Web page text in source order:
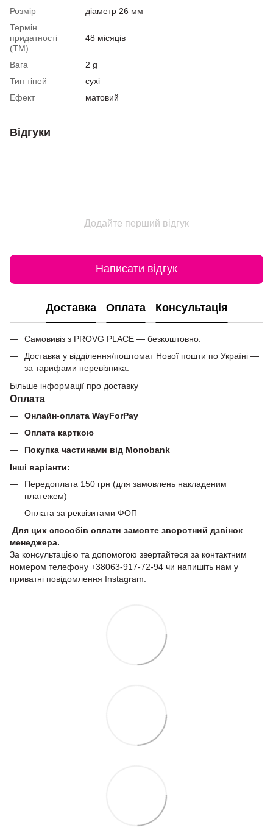
Розмір
діаметр 26 мм
Термін
придатності
(ТМ)
48 місяців
Вага
2 g
Тип тіней
сухі
Ефект
матовий
Відгуки
Додайте перший відгук
Написати відгук
Доставка Оплата Консультація
Самовивіз з PROVG PLACE — безкоштовно.
Доставка у відділення/поштомат Нової пошти по Україні —
за тарифами перевізника.
Більше інформації про доставку
Оплата
Онлайн-оплата WayForPay
Оплата карткою
Покупка частинами від Monobank
Інші варіанти:
Передоплата 150 грн (для замовлень накладеним
платежем)
Оплата за реквізитами ФОП
Для цих способів оплати замовте зворотний дзвінок
менеджера.
За консультацією та допомогою звертайтеся за контактним
номером телефону +38063-917-72-94 чи напишіть нам у
приватні повідомлення Instagram.